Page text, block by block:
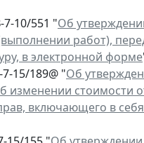
10/551 "Об
работ),
в электронной форме
15/189@ "Об
изменении стоимости
включающего в